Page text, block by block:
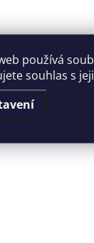
používá
souhlas s